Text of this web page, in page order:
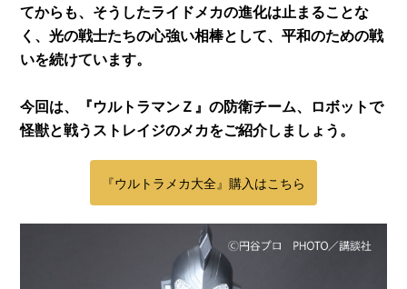
てからも、そうしたライドメカの進化は止まることな
く、光の戦士たちの心強い相棒として、平和のための戦
いを続けています。
今回は、『ウルトラマンＺ』の防衛チーム、ロボットで
怪獣と戦うストレイジのメカをご紹介しましょう。
『ウルトラメカ大全』購入はこちら